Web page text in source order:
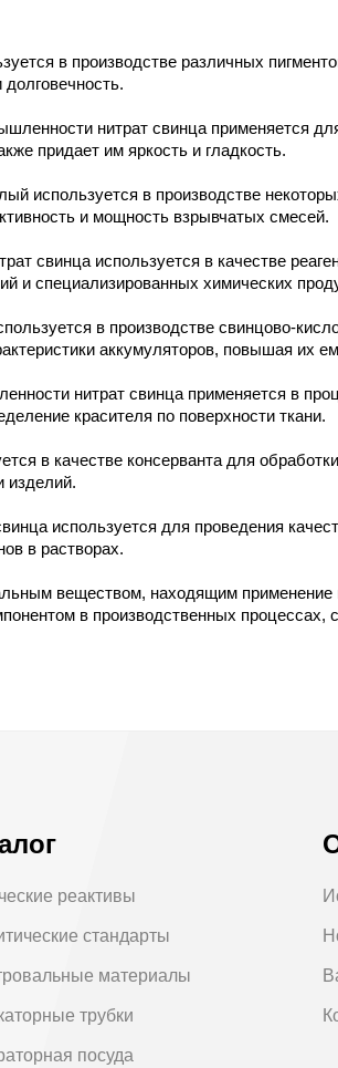
в производстве различных
нитрат свинца применяется
придает им яркость и гладкость.
используется в производстве
и мощность взрывчатых смесей.
свинца используется в качестве
и специализированных химических
в производстве свинцово-
аккумуляторов, повышая их
нитрат свинца применяется в
красителя по поверхности ткани.
в качестве консерванта для
изделий.
используется для проведения
в растворах.
веществом, находящим
в производственных процессах,
реактивы
стандарты
материалы
трубки
посуда